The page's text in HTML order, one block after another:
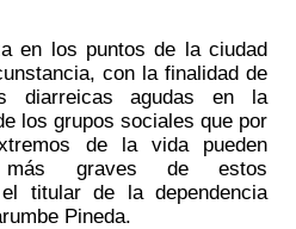
en los puntos de la ciudad
con la finalidad de
diarreicas agudas en la
los grupos sociales que por
de la vida pueden
más graves de estos
titular de la dependencia
Pineda.